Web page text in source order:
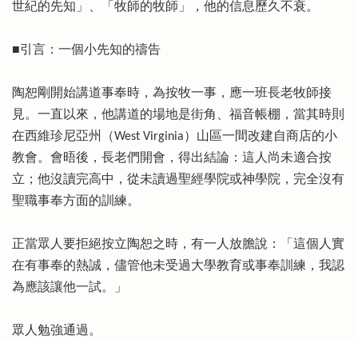
世紀的先知」、「牧師的牧師」，他的信息歷久不衰。
■引言：一個小先知的禱告
陶恕剛開始講道事奉時，為按牧一事，應一班長老牧師接
見。一直以來，他講道的場地是街角、福音帳棚，當其時則
在西維珍尼亞州（West Virginia）山區一間改建自商店的小
教會。會晤後，長老們開會，得出結論：這人尚未適合按
立；他沒讀完高中，從未讀過聖經學院或神學院，完全沒有
聖職事奉方面的訓練。
正當眾人要拒絕按立陶恕之時，有一人放膽說：「這個人實
在有事奉的熱誠，儘管他未受過大學教育或事奉訓練，我認
為應該讓他一試。」
眾人勉強通過。